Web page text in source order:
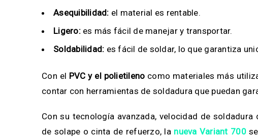
Asequibilidad: el material es rentable.
Ligero:es más fácil de manejar y transportar.
Soldabilidad: es fácil de soldar, lo que garantiza
Con el PVC y el polietileno como materiales más
contar con herramientas de soldadura que puedan
Con su tecnología avanzada, velocidad de
de solape o cinta de refuerzo, la nueva Variant 700